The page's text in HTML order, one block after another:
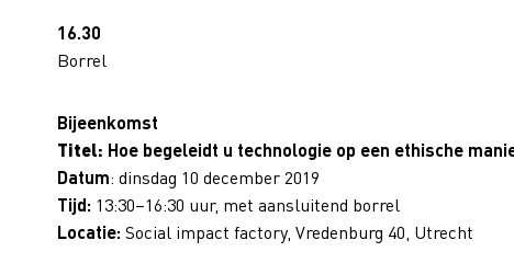
16.30
Borrel
Bijeenkomst
Titel: Hoe begeleidt u technologie op een ethische
Datum: dinsdag 10 december 2019
Tijd: 13:30–16:30 uur, met aansluitend borrel
Locatie: Social impact factory, Vredenburg 40, Utrecht